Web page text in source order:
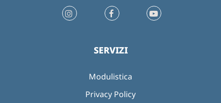
SERVIZI
Modulistica
Privacy Policy